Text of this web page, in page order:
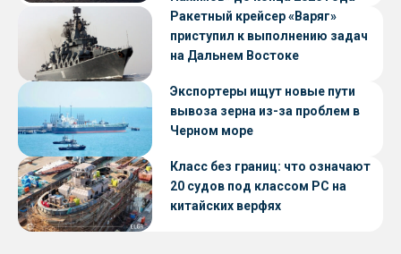
Ракетный крейсер «Варяг»
приступил к выполнению задач
на Дальнем Востоке
Экспортеры ищут новые пути
вывоза зерна из-за проблем в
Черном море
Класс без границ: что означают
20 судов под классом РС на
китайских верфях